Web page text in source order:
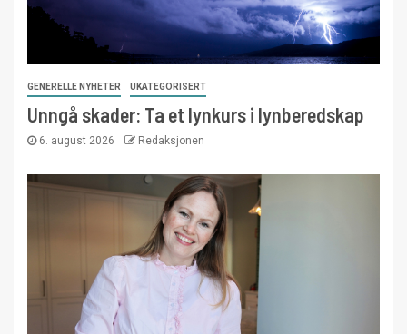
GENERELLE NYHETER UKATEGORISERT
Unngå skader: Ta et lynkurs i lynberedskap
6. august 2026 Redaksjonen